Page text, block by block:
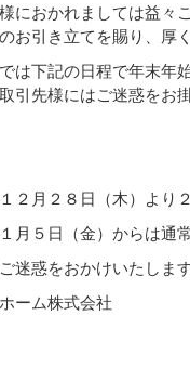
におかれましては益々
お引き立てを賜り、厚
は下記の日程で年末年
引先様にはご迷惑をお
２月２８日（木）より
月５日（金）からは通
迷惑をおかけいたしま
ーム株式会社